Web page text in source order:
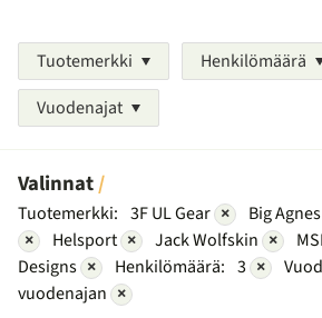
Tuotemerkki
Henkilömäärä
Vuodenajat
Valinnat
Tuotemerkki: 3F UL Gear × Big Agnes
×
Helsport × Jack Wolfskin ×
Designs × Henkilömäärä: 3 ×
vuodenajan ×